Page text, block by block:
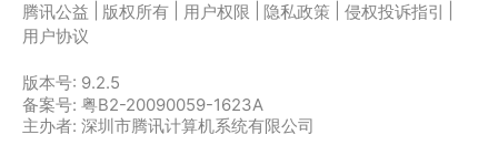
腾讯公益
版权所有 用户权限 隐私政策 侵权投诉指引
用户协议
版本号: 9.2.5
备案号: 粤B2-20090059-1623A
主办者: 深圳市腾讯计算机系统有限公司